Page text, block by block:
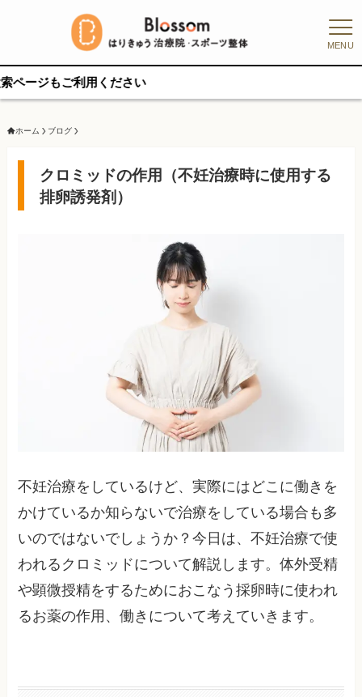
MENU
利用ください
ホーム ブログ
クロミッドの作用（不妊治療時に使用する
排卵誘発剤）
不妊治療をしているけど、実際にはどこに働きを
かけているか知らないで治療をしている場合も多
いのではないでしょうか？今日は、不妊治療で使
われるクロミッドについて解説します。体外受精
や顕微授精をするためにおこなう採卵時に使われ
るお薬の作用、働きについて考えていきます。